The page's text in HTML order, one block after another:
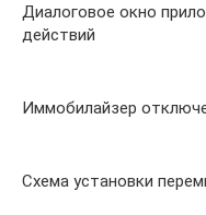
Диалоговое окно
действий
Иммобилайзер
Схема установки